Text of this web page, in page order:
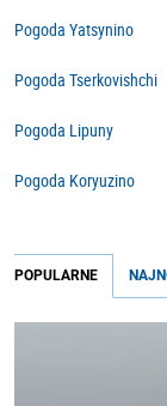
Pogoda Yatsynino
Pogoda Tserkovishchi
Pogoda Lipuny
Pogoda Koryuzino
POPULARNE